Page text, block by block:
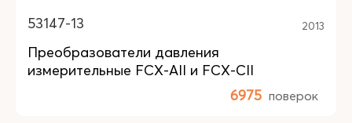
53147-13 2013
Преобразователи давления
измерительные FCX-AII и FCX-CII
6975 поверок